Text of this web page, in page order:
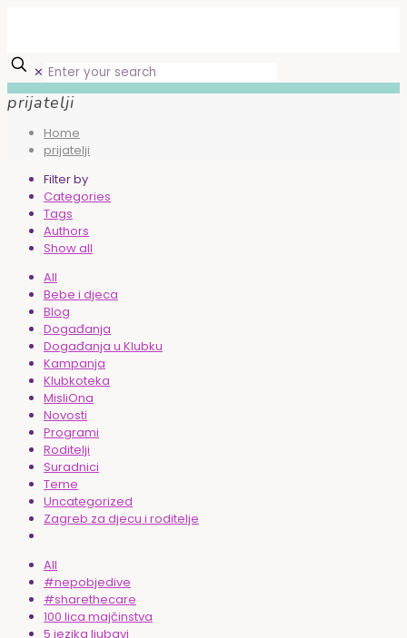
✕
prijatelji
Home
prijatelji
Filter by
Categories
Tags
Authors
Show all
All
Bebe i djeca
Blog
Događanja
Događanja u Klubku
Kampanja
Klubkoteka
MisliOna
Novosti
Programi
Roditelji
Suradnici
Teme
Uncategorized
Zagreb za djecu i roditelje
All
#nepobjedive
#sharethecare
100 lica majčinstva
5 jezika ljubavi